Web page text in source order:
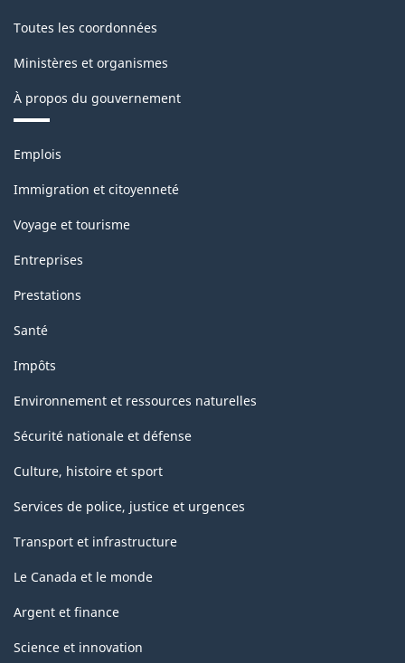
Toutes les coordonnées
Ministères et organismes
À propos du gouvernement
Thèmes
sujets
Emplois
Immigration et citoyenneté
Voyage et tourisme
Entreprises
Prestations
Santé
Impôts
Environnement et ressources naturelles
Sécurité nationale et défense
Culture, histoire et sport
Services de police, justice et urgences
Transport et infrastructure
Le Canada et le monde
Argent et finance
Science et innovation